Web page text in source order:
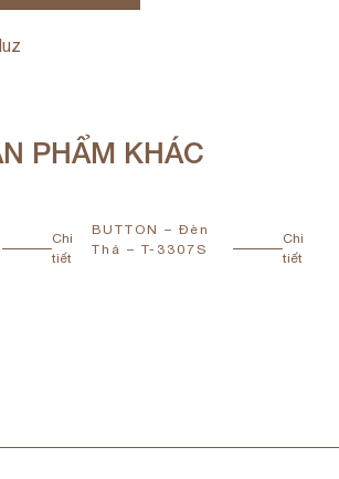
PHẨM KHÁC
Chi
tiết
BUTTON – Đèn
Thả – T-3307S
Chi
tiết